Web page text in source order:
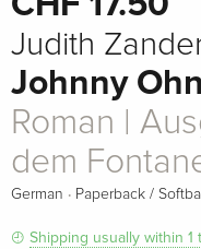
Judith
Johnny
Roman |
dem
German · Paperback /
Shipping usually within 1